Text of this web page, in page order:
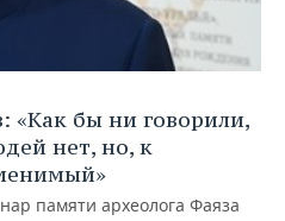
бы ни говорили,
нет, но, к
памяти археолога Фаяза